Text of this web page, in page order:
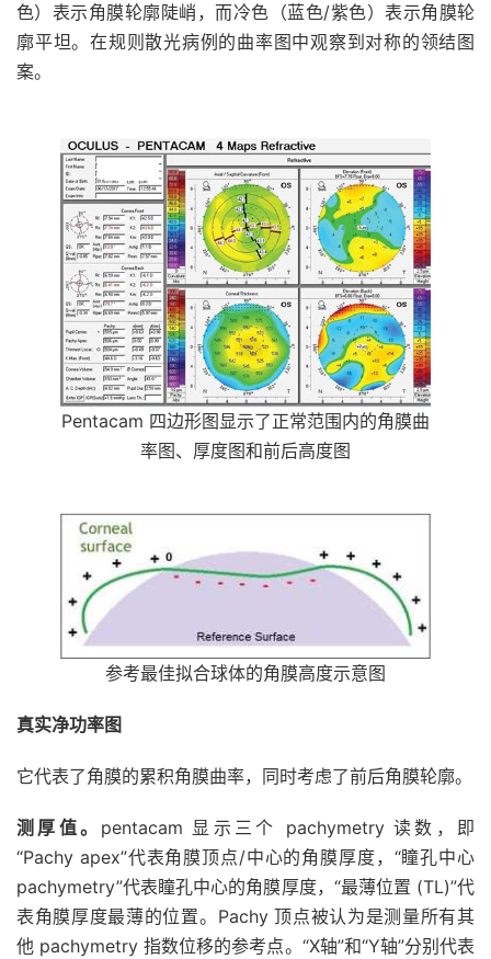
色）表示角膜轮廓陡峭，而冷色（蓝色/紫色）表示角膜轮
廓平坦。在规则散光病例的曲率图中观察到对称的领结图
案。
Pentacam 四边形图显示了正常范围内的角膜曲
率图、厚度图和前后高度图
参考最佳拟合球体的角膜高度示意图
真实净功率图
它代表了角膜的累积角膜曲率，同时考虑了前后角膜轮廓。
测厚值。 pentacam 显示三个 pachymetry 读数，即
“Pachy apex”代表角膜顶点/中心的角膜厚度，“瞳孔中心
pachymetry”代表瞳孔中心的角膜厚度，“最薄位置 (TL)”代
表角膜厚度最薄的位置。Pachy 顶点被认为是测量所有其
他 pachymetry 指数位移的参考点。“X轴”和“Y轴”分别代表